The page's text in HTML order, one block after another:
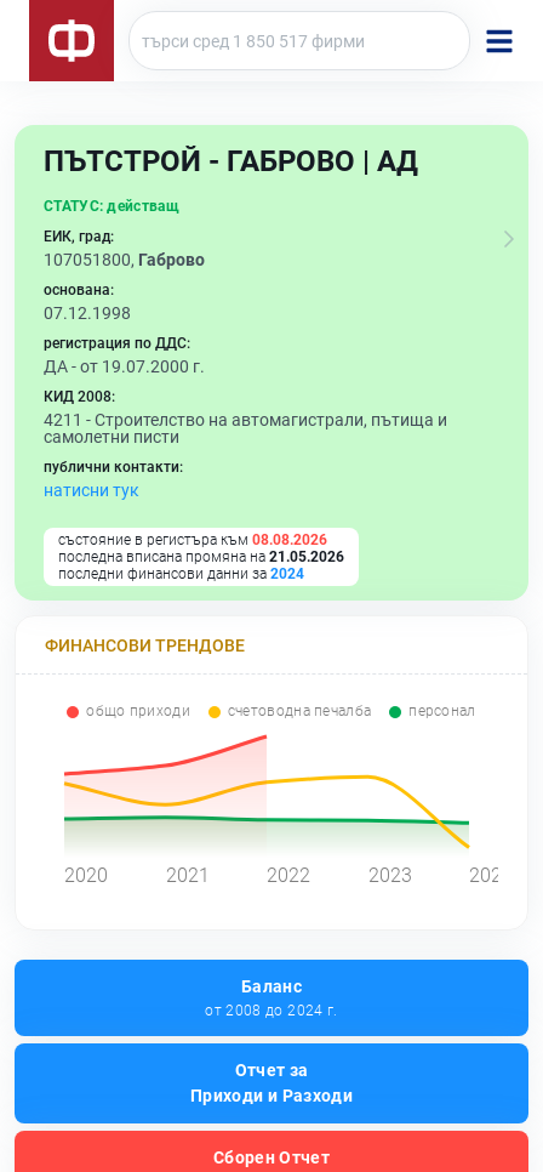
ПЪТСТРОЙ - ГАБРОВО | АД
СТАТУС: действащ
ЕИК, град:
107051800, Габрово
основана:
07.12.1998
регистрация по ДДС:
ДА - от 19.07.2000 г.
КИД 2008:
4211 -Строителство на автомагистрали, пътища и
самолетни писти
публични контакти:
натисни тук
състояние в регистъра към 08.08.2026
последна вписана промяна на 21.05.2026
последни финансови данни за 2024
ФИНАНСОВИ ТРЕНДОВЕ
общо приходи счетоводна печалба персонал
2020 2021 2022 2023 2024
Баланс
от 2008 до 2024 г.
Отчет за
Приходи и Разходи
Сборен Отчет